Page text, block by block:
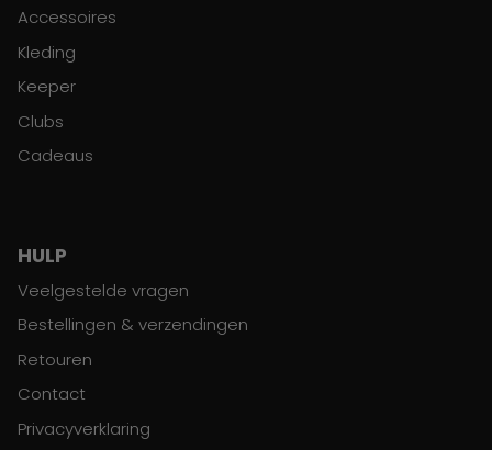
Accessoires
Kleding
Keeper
Clubs
Cadeaus
HULP
Veelgestelde vragen
Bestellingen & verzendingen
Retouren
Contact
Privacyverklaring